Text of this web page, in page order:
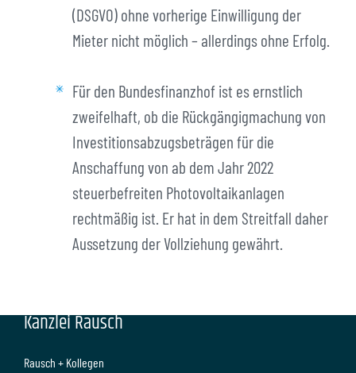
(DSGVO) ohne vorherige Einwilligung der
Mieter nicht möglich – allerdings ohne Erfolg.
Für den Bundesfinanzhof ist es ernstlich
zweifelhaft, ob die Rückgängigmachung von
Investitionsabzugsbeträgen für die
Anschaffung von ab dem Jahr 2022
steuerbefreiten Photovoltaikanlagen
rechtmäßig ist. Er hat in dem Streitfall daher
Aussetzung der Vollziehung gewährt.
Kanzlei Rausch
Rausch + Kollegen